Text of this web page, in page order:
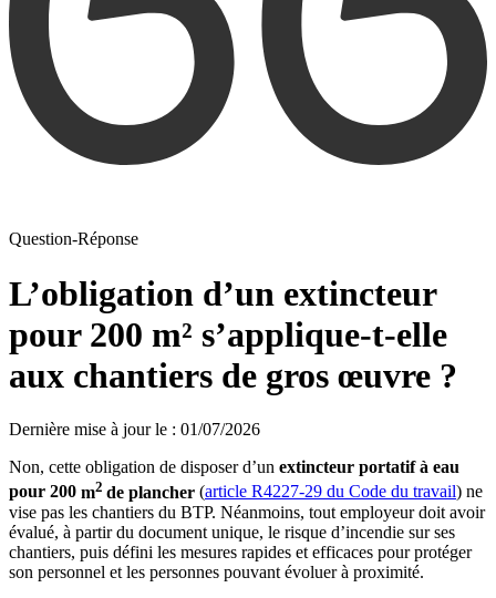
Question-Réponse
L’obligation d’un extincteur
pour 200 m² s’applique-t-elle
aux chantiers de gros œuvre ?
Dernière mise à jour le : 01/07/2026
Non, cette obligation de disposer d’un extincteur portatif à eau
pour 200 m2 de plancher (article R4227-29 du Code du travail) ne
vise pas les chantiers du BTP. Néanmoins, tout employeur doit avoir
évalué, à partir du document unique, le risque d’incendie sur ses
chantiers, puis défini les mesures rapides et efficaces pour protéger
son personnel et les personnes pouvant évoluer à proximité.